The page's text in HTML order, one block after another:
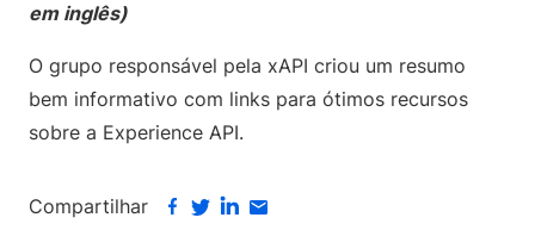
em inglês)
O grupo responsável pela xAPI criou um resumo
bem informativo com links para ótimos recursos
sobre a Experience API.
Compartilhar